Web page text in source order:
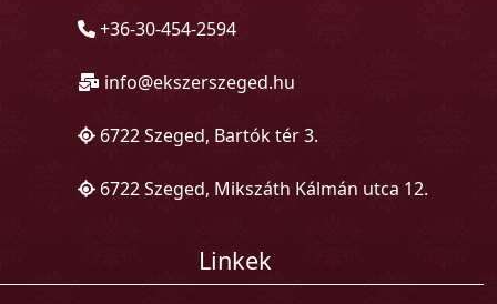
+36-30-454-2594
info@ekszerszeged.hu
6722 Szeged, Bartók tér 3.
6722 Szeged, Mikszáth Kálmán utca 12.
Linkek